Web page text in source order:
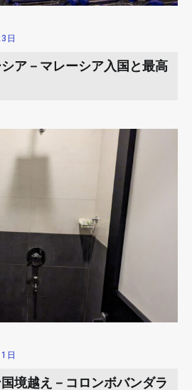
日
ア－マレーシア入国と最高
日
境越え－コロンボバンダラ